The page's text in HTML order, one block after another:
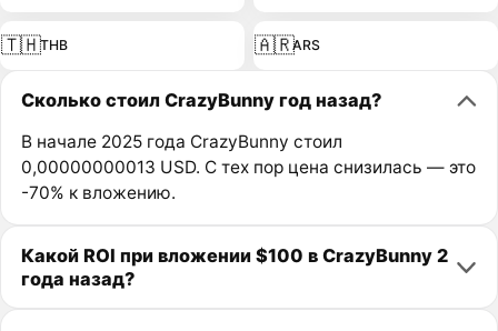
🇹🇭THB 🇦🇷ARS
Сколько стоил CrazyBunny год назад?
В начале 2025 года CrazyBunny стоил
0,00000000013 USD. С тех пор цена снизилась — это
-70% к вложению.
Какой ROI при вложении $100 в CrazyBunny 2
года назад?